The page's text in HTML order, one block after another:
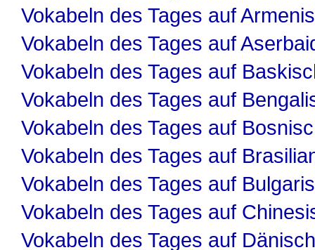
Vokabeln des Tages auf
Vokabeln des Tages auf
Vokabeln des Tages auf
Vokabeln des Tages auf
Vokabeln des Tages auf
Vokabeln des Tages auf
Vokabeln des Tages auf
Vokabeln des Tages auf
Vokabeln des Tages auf Dänisch